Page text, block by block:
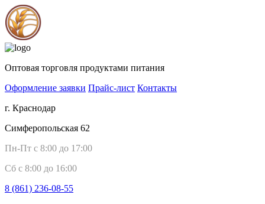
Оптовая торговля продуктами питания
Оформление заявки Прайс-лист Контакты
г. Краснодар
Симферопольская 62
Пн-Пт с 8:00 до 17:00
Сб с 8:00 до 16:00
8 (861) 236-08-55